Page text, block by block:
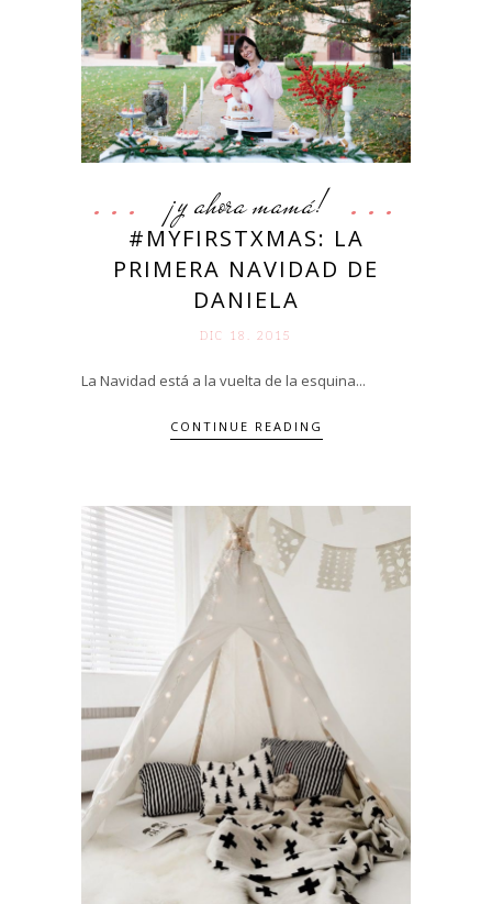
¡y ahora mamá!
#MYFIRSTXMAS: LA
PRIMERA NAVIDAD DE
DANIELA
DIC 18. 2015
La Navidad está a la vuelta de la esquina...
CONTINUE READING